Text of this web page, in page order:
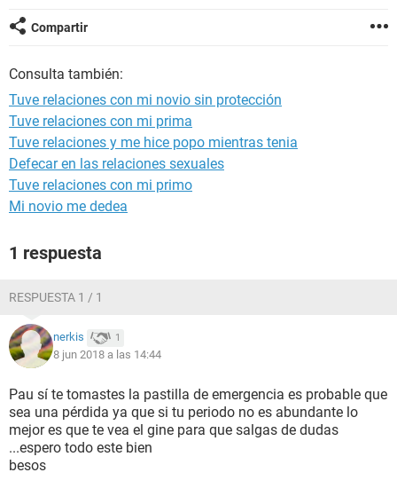
Compartir
Consulta también:
Tuve relaciones con mi novio sin protección
Tuve relaciones con mi prima
Tuve relaciones y me hice popo mientras tenia
Defecar en las relaciones sexuales
Tuve relaciones con mi primo
Mi novio me dedea
1 respuesta
RESPUESTA 1 / 1
nerkis 1
8 jun 2018 a las 14:44
Pau sí te tomastes la pastilla de emergencia es probable que
sea una pérdida ya que si tu periodo no es abundante lo
mejor es que te vea el gine para que salgas de dudas
...espero todo este bien
besos